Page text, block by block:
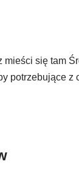
mieści się tam
potrzebujące z